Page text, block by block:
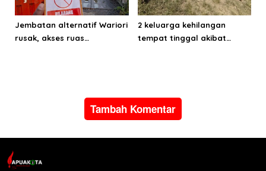
Jembatan alternatif Wariori
rusak, akses ruas
2 keluarga kehilangan
tempat tinggal akibat
Tambah Komentar